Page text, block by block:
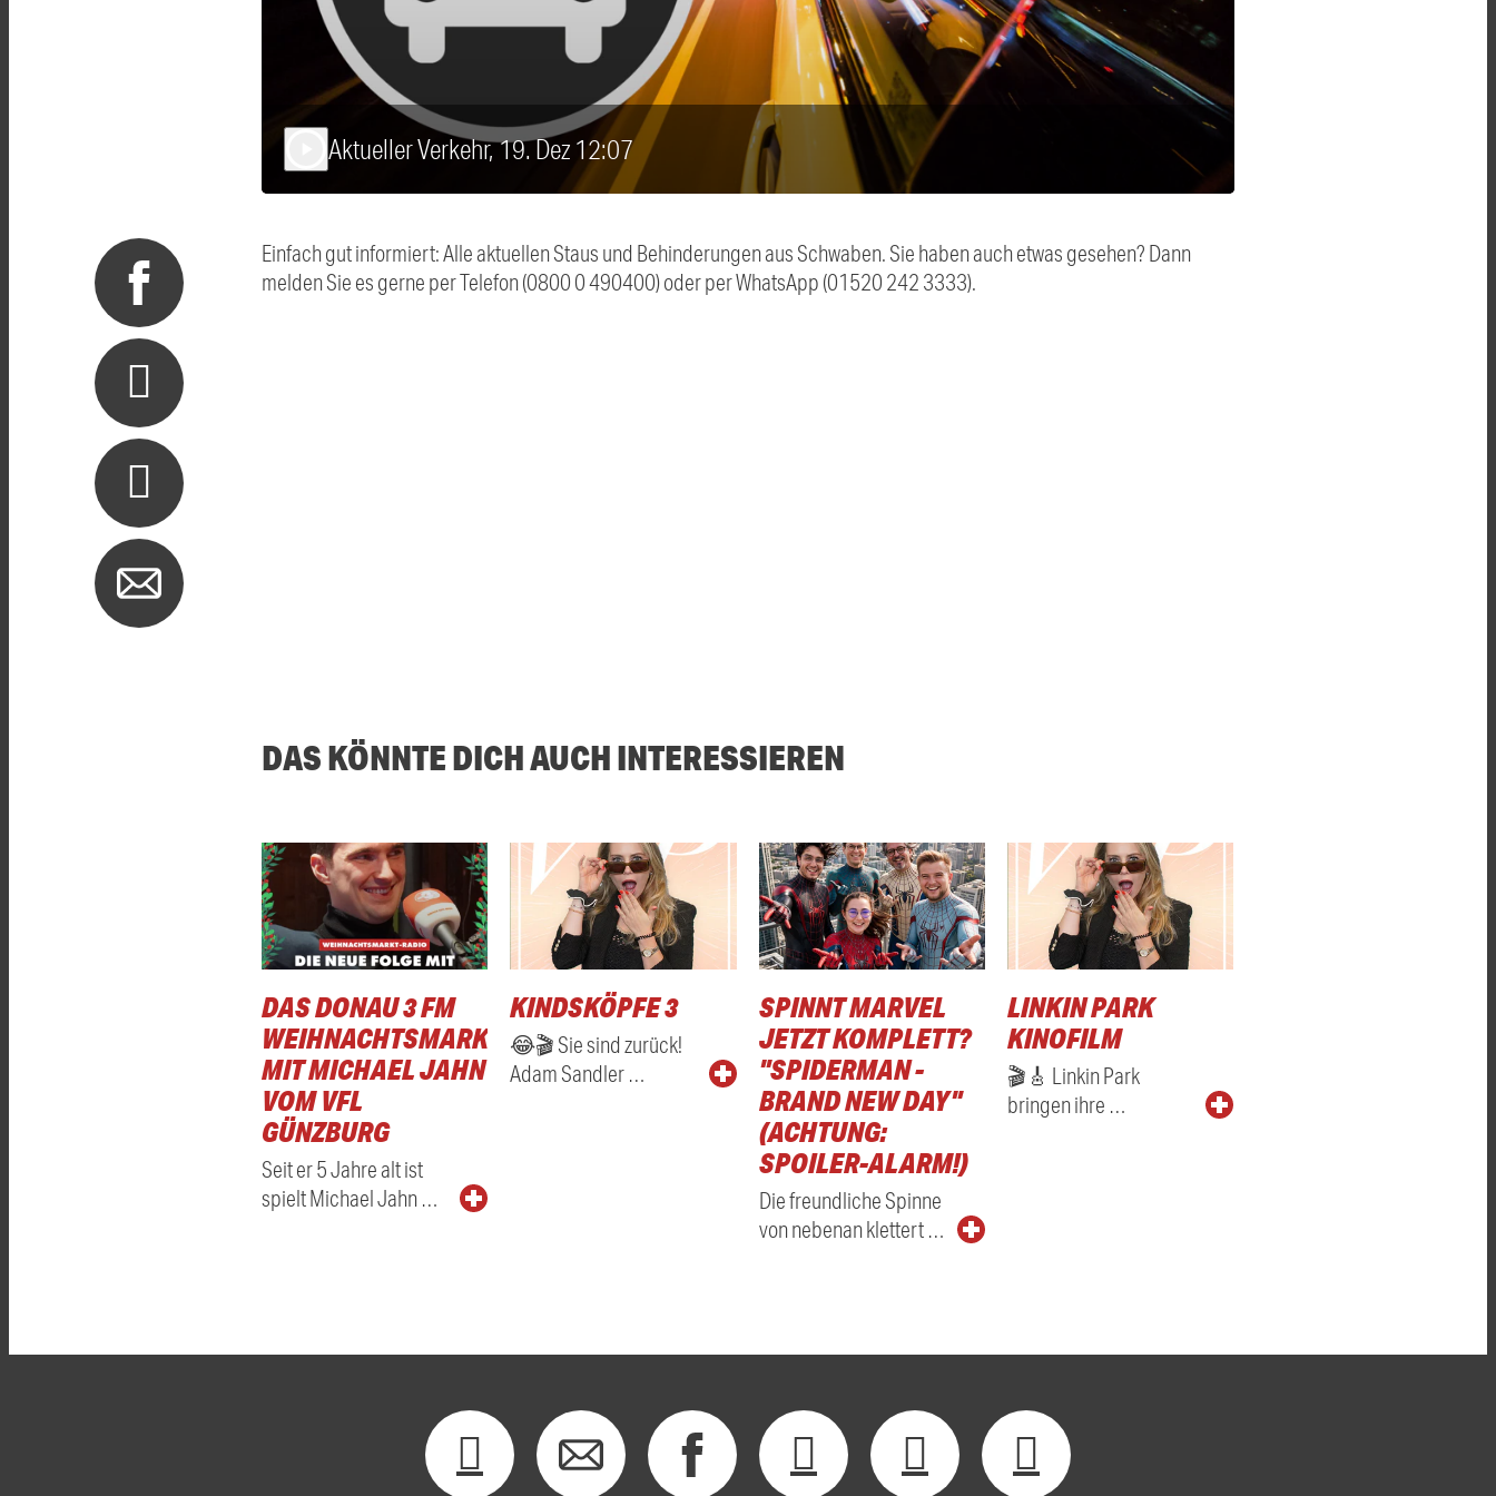
Aktueller Verkehr, 19. Dez 12:07
Einfach gut informiert: Alle aktuellen Staus und Behinderungen aus Schwaben. Sie haben auch etwas gesehen? Dann
melden Sie es gerne per Telefon (0800 0 490400) oder per WhatsApp (01520 242 3333).
DAS KÖNNTE DICH AUCH INTERESSIEREN
DAS DONAU 3 FM
WEIHNACHTSMARKTRADIO
MIT MICHAEL JAHN
VOM VFL
GÜNZBURG
Seit er 5 Jahre alt ist
spielt Michael Jahn …
KINDSKÖPFE 3
😂🎬 Sie sind zurück!
Adam Sandler …
SPINNT MARVEL
JETZT KOMPLETT?
"SPIDERMAN -
BRAND NEW DAY"
(ACHTUNG:
SPOILER-ALARM!)
Die freundliche Spinne
von nebenan klettert …
LINKIN PARK
KINOFILM
🎬🎸 Linkin Park
bringen ihre …